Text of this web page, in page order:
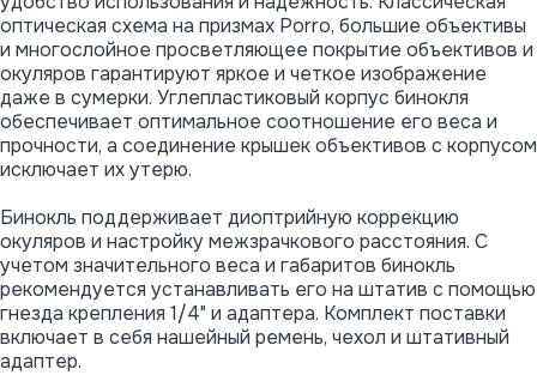
оптическая схема на призмах Porro, большие объективы
и многослойное просветляющее покрытие объективов и
окуляров гарантируют яркое и четкое изображение
даже в сумерки. Углепластиковый корпус бинокля
обеспечивает оптимальное соотношение его веса и
прочности, а соединение крышек объективов с корпусом
исключает их утерю.
Бинокль поддерживает диоптрийную коррекцию
окуляров и настройку межзрачкового расстояния. С
учетом значительного веса и габаритов бинокль
рекомендуется устанавливать его на штатив с помощью
гнезда крепления 1/4" и адаптера. Комплект поставки
включает в себя нашейный ремень, чехол и штативный
адаптер.